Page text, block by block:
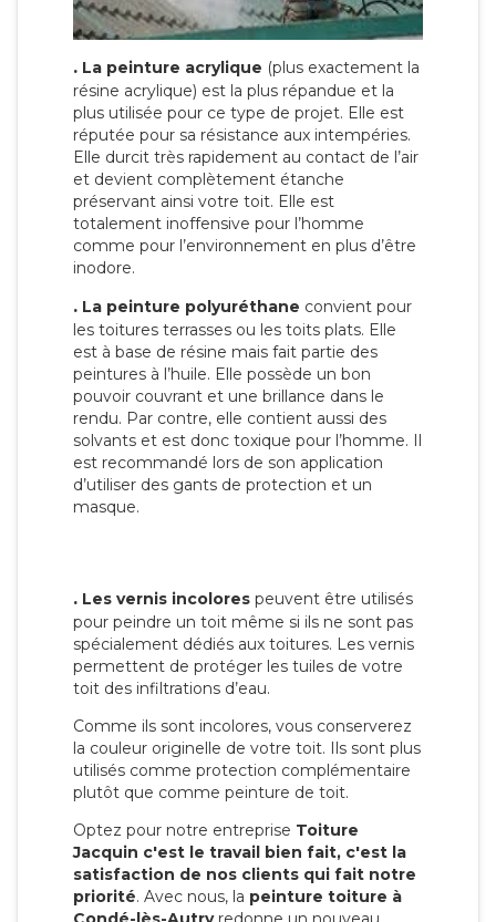
. La peinture acrylique (plus exactement la
résine acrylique) est la plus répandue et la
plus utilisée pour ce type de projet. Elle est
réputée pour sa résistance aux intempéries.
Elle durcit très rapidement au contact de l’air
et devient complètement étanche
préservant ainsi votre toit. Elle est
totalement inoffensive pour l’homme
comme pour l’environnement en plus d’être
inodore.
. La peinture polyuréthane convient pour
les toitures terrasses ou les toits plats. Elle
est à base de résine mais fait partie des
peintures à l’huile. Elle possède un bon
pouvoir couvrant et une brillance dans le
rendu. Par contre, elle contient aussi des
solvants et est donc toxique pour l’homme. Il
est recommandé lors de son application
d’utiliser des gants de protection et un
masque.
. Les vernis incolores peuvent être utilisés
pour peindre un toit même si ils ne sont pas
spécialement dédiés aux toitures. Les vernis
permettent de protéger les tuiles de votre
toit des infiltrations d’eau.
Comme ils sont incolores, vous conserverez
la couleur originelle de votre toit. Ils sont plus
utilisés comme protection complémentaire
plutôt que comme peinture de toit.
Optez pour notre entreprise Toiture
Jacquin c'est le travail bien fait, c'est la
satisfaction de nos clients qui fait notre
priorité. Avec nous, la peinture toiture à